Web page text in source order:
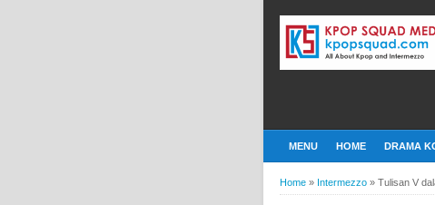
MENU HOME DRAMA
Home » Intermezzo » Tulisan V